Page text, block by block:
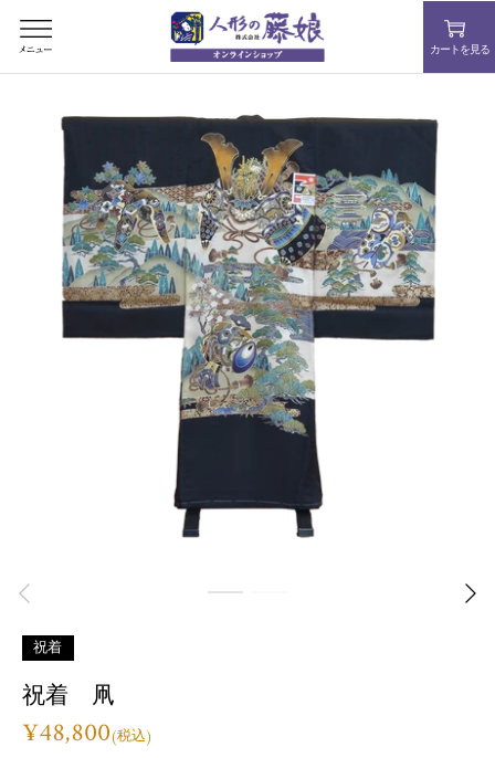
ン
カートを見る
祝着
祝着 凧
¥48,800